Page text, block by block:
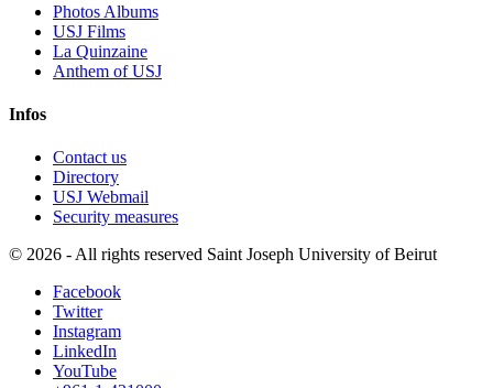
Photos Albums
USJ Films
La Quinzaine
Anthem of USJ
Infos
Contact us
Directory
USJ Webmail
Security measures
© 2026 - All rights reserved Saint Joseph University of Beirut
Facebook
Twitter
Instagram
LinkedIn
YouTube